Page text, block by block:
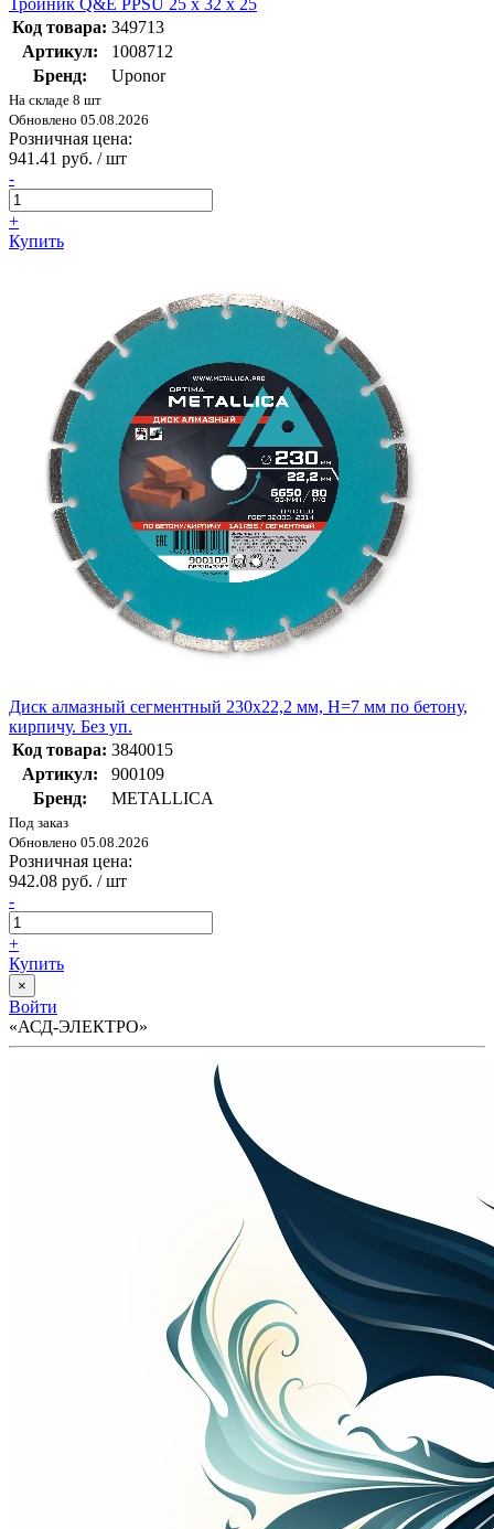
Тройник Q&E PPSU 25 х 32 х 25
Код товара: 349713
Артикул:
1008712
Бренд:
Uponor
На складе 8 шт
Обновлено 05.08.2026
Розничная цена:
941.41 руб. / шт
-
+
Купить
Диск алмазный сегментный 230x22,2 мм, H=7 мм по бетону,
кирпичу. Без уп.
Код товара: 3840015
Артикул:
900109
Бренд:
METALLICA
Под заказ
Обновлено 05.08.2026
Розничная цена:
942.08 руб. / шт
-
+
Купить
×
Войти
«АСД-ЭЛЕКТРО»